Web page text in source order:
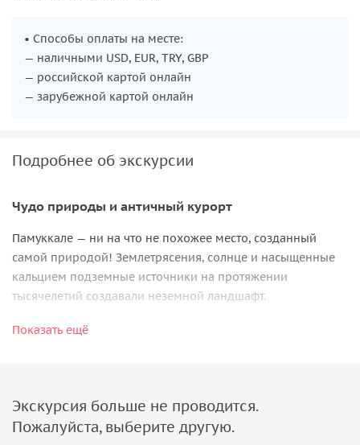
• Способы оплаты на месте:
— наличными USD, EUR, TRY, GBP
— российской картой онлайн
— зарубежной картой онлайн
Подробнее об экскурсии
Чудо природы и античный курорт
Памуккале — ни на что не похожее место, созданный
самой природой! Землетрясения, солнце и насыщенные
кальцием подземные источники на протяжении
тысячелетий создавали неземной ландшафт.
С давних времен травертины Памуккале с голубой водой
съезжались на бальнеологическое лечение из дальних
краев.
Показать ещё
Экскурсия больше не проводится.
Пожалуйста, выберите другую.